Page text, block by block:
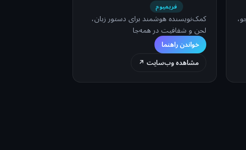
فریمیوم
کمک‌نویسنده هوشمند برای دستور زبان،
لحن و شفافیت در همه‌جا
خواندن راهنما
مشاهده وب‌سایت ↗